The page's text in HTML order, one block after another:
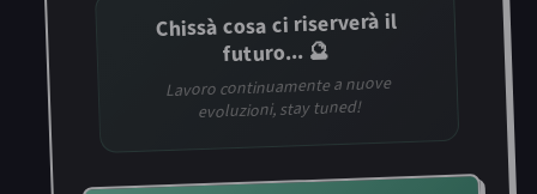
Chissà cosa ci riserverà il
futuro... 🔮
Lavoro continuamente a nuove
evoluzioni, stay tuned!